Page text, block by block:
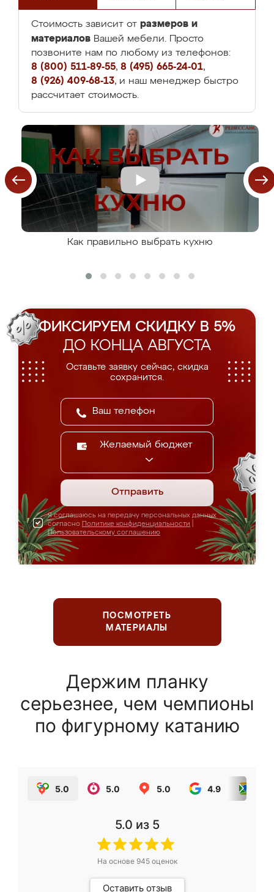
Стоимость зависит от размеров и
материалов Вашей мебели. Просто
позвоните нам по любому из телефонов:
8 (800) 511-89-55, 8 (495) 665-24-01,
8 (926) 409-68-13, и наш менеджер быстро
рассчитает стоимость.
Как правильно выбрать кухню
ФИКСИРУЕМ СКИДКУ В 5%
ДО КОНЦА АВГУСТА
Оставьте заявку сейчас, скидка
сохранится.
Желаемый бюджет
Отправить
Я соглашаюсь на передачу персональных данных
согласно Политике конфиденциальности
Пользовательскому соглашению
ПОСМОТРЕТЬ
МАТЕРИАЛЫ
Держим планку
серьезнее, чем чемпионы
по фигурному катанию
5.0 5.0 5.0 4.9
5.0 из 5
На основе 945оценок
Оставить отзыв